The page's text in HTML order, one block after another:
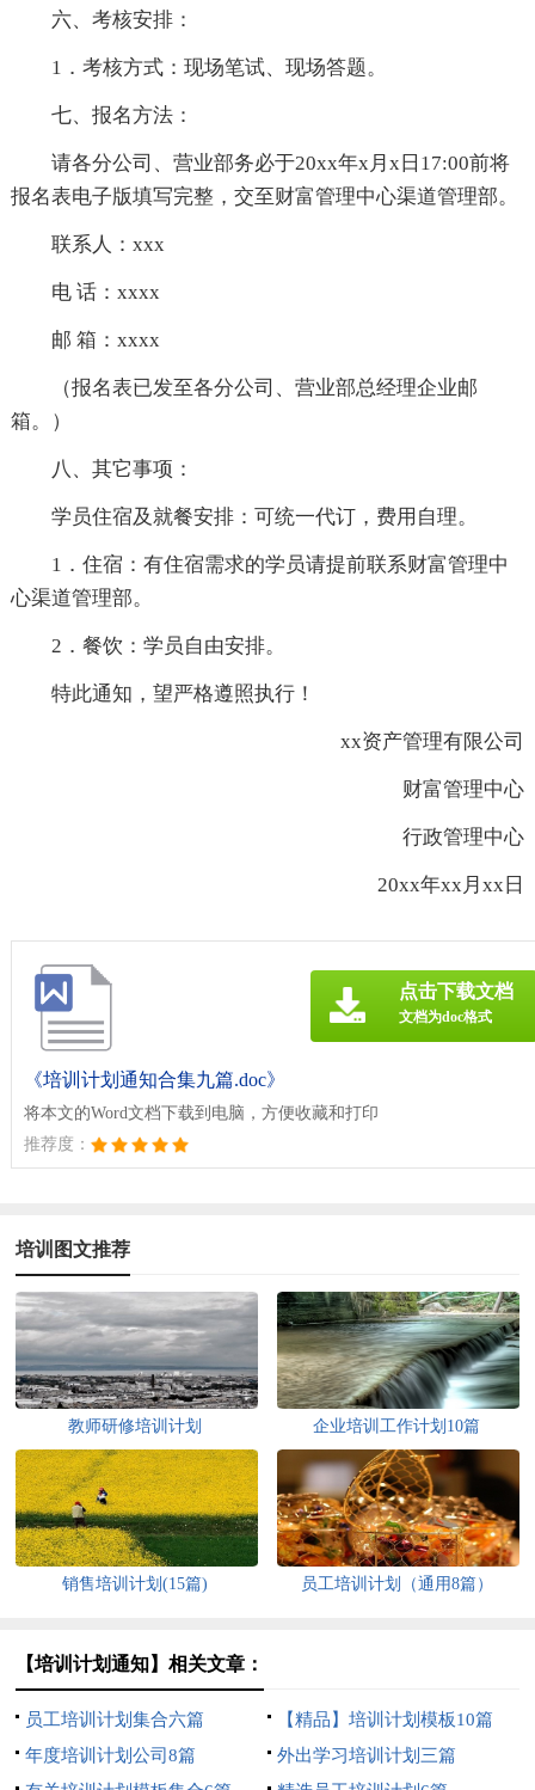
六、考核安排：
1．考核方式：现场笔试、现场答题。
七、报名方法：
请各分公司、营业部务必于20xx年x月x日17:00前将
报名表电子版填写完整，交至财富管理中心渠道管理部。
联系人：xxx
电 话：xxxx
邮 箱：xxxx
（报名表已发至各分公司、营业部总经理企业邮
箱。）
八、其它事项：
学员住宿及就餐安排：可统一代订，费用自理。
1．住宿：有住宿需求的学员请提前联系财富管理中
心渠道管理部。
2．餐饮：学员自由安排。
特此通知，望严格遵照执行！
xx资产管理有限公司
财富管理中心
行政管理中心
20xx年xx月xx日
《培训计划通知合集九篇.doc》
将本文的Word文档下载到电脑，方便收藏和打印
推荐度：
点击下载文档
文档为doc格式
培训图文推荐
教师研修培训计划 企业培训工作计划10篇
销售培训计划(15篇) 员工培训计划（通用8篇）
【培训计划通知】相关文章：
员工培训计划集合六篇
【精品】培训计划模板10篇
年度培训计划公司8篇
外出学习培训计划三篇